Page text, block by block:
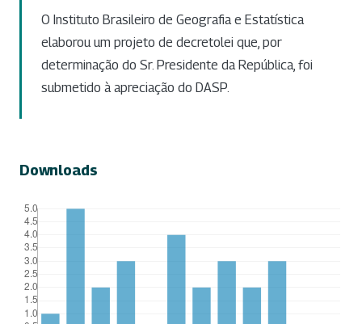
O Instituto Brasileiro de Geografia e Estatística
elaborou um projeto de decretolei que, por
determinação do Sr. Presidente da República, foi
submetido à apreciação do DASP.
Downloads